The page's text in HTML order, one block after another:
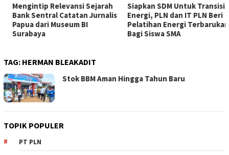
Mengintip Relevansi Sejarah
Bank Sentral Catatan Jurnalis
Papua dari Museum BI
Surabaya
Siapkan SDM Untuk Transisi
Energi, PLN dan IT PLN Beri
Pelatihan Energi Terbarukan
Bagi Siswa SMA
TAG: HERMAN BLEAKADIT
Stok BBM Aman Hingga Tahun Baru
TOPIK POPULER
PT PLN